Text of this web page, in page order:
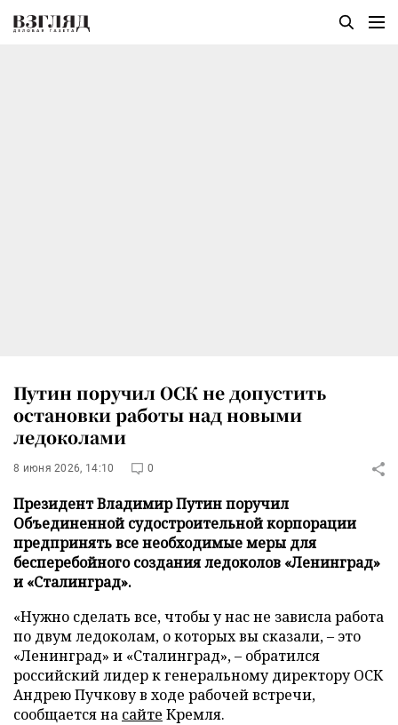
Путин поручил ОСК не допустить
остановки работы над новыми
ледоколами
8 июня 2026, 14:10 0
Президент Владимир Путин поручил
Объединенной судостроительной корпорации
предпринять все необходимые меры для
бесперебойного создания ледоколов «Ленинград»
и «Сталинград».
«Нужно сделать все, чтобы у нас не зависла работа
по двум ледоколам, о которых вы сказали, – это
«Ленинград» и «Сталинград», – обратился
российский лидер к генеральному директору ОСК
Андрею Пучкову в ходе рабочей встречи,
сообщается на сайте Кремля.